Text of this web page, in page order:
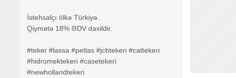
İstehsalçı ölkə Türkiyə.
Qiymətə 18% ƏDV daxildir.
#teker #lassa #petlas #jcbtekeri #cattekeri
#hidromektekeri #casetekeri
#newhollandtekeri